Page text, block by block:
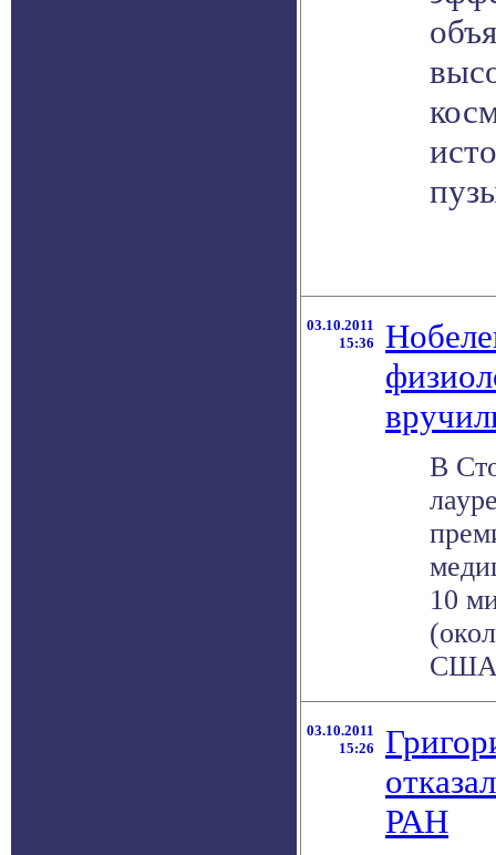
03.10.2011
15:36
В
10
03.10.2011
15:26
РАН